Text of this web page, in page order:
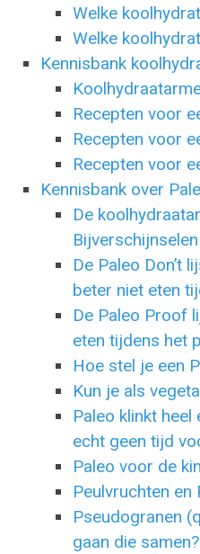
Welke
Welke
Kennisbank
Recepten voor
Recepten voor
Recepten voor
Kennisbank over
De
De Paleo Don’t
beter niet eten
De Paleo Proof
eten tijdens het
Hoe stel je een
Kun je als
Paleo klinkt
echt geen tijd
Paleo voor de
Peulvruchten en
Pseudogranen
gaan die samen?